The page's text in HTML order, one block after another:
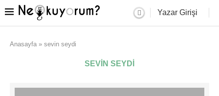
Yazar Girişi
Anasayfa » sevin seydi
SEVIN SEYDI